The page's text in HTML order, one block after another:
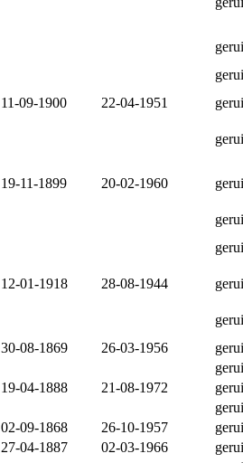
11-09-1900 22-04-1951
19-11-1899 20-02-1960
12-01-1918 28-08-1944
30-08-1869 26-03-1956
19-04-1888 21-08-1972
02-09-1868 26-10-1957
27-04-1887 02-03-1966